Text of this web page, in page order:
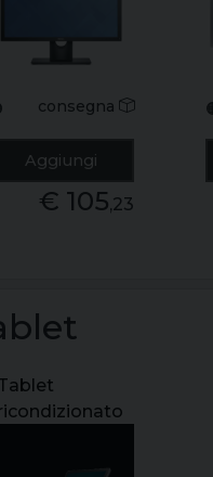
consegna
Aggiungi
€ 105,23